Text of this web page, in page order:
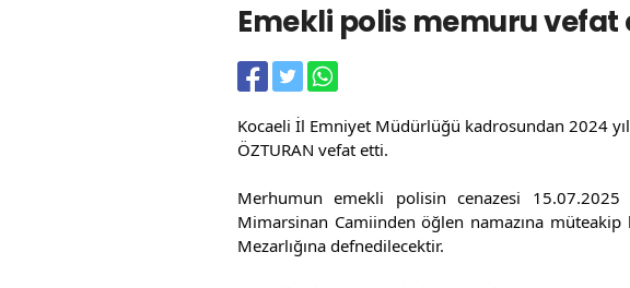
Emekli polis memuru vefat
Kocaeli İl Emniyet Müdürlüğü kadrosundan 2024
ÖZTURAN vefat etti.
Merhumun emekli polisin cenazesi
Mimarsinan Camiinden öğlen namazına müteakip
Mezarlığına defnedilecektir.